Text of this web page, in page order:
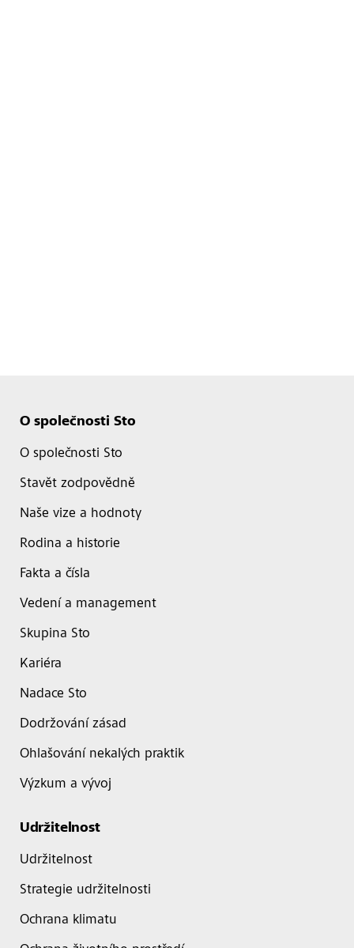
O společnosti Sto
O společnosti Sto
Stavět zodpovědně
Naše vize a hodnoty
Rodina a historie
Fakta a čísla
Vedení a management
Skupina Sto
Kariéra
Nadace Sto
Dodržování zásad
Ohlašování nekalých praktik
Výzkum a vývoj
Udržitelnost
Udržitelnost
Strategie udržitelnosti
Ochrana klimatu